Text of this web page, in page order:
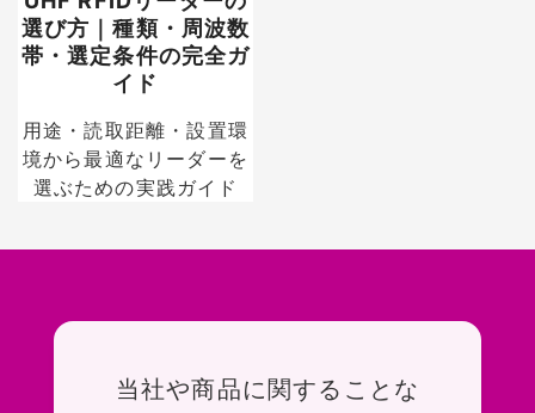
選び方｜種類・周波数
帯・選定条件の完全ガ
イド
用途・読取距離・設置環
境から最適なリーダーを
選ぶための実践ガイド
お問い合わせ
当社や商品に関することな